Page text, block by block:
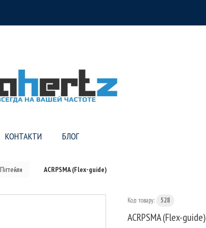
КОНТАКТИ БЛОГ
Пігтейли ACRPSMA (Flex-guide)
Код товару: 528
ACRPSMA (Flex-guide)